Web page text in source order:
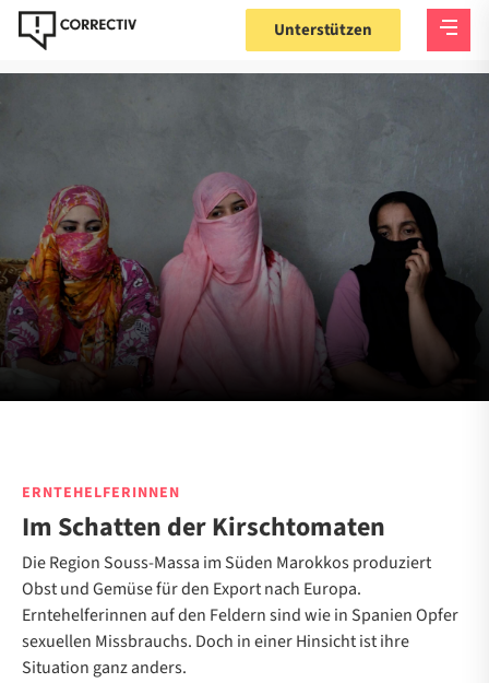
Unterstützen
ERNTEHELFERINNEN
Im Schatten der Kirschtomaten
Die Region Souss-Massa im Süden Marokkos produziert
Obst und Gemüse für den Export nach Europa.
Erntehelferinnen auf den Feldern sind wie in Spanien Opfer
sexuellen Missbrauchs. Doch in einer Hinsicht ist ihre
Situation ganz anders.